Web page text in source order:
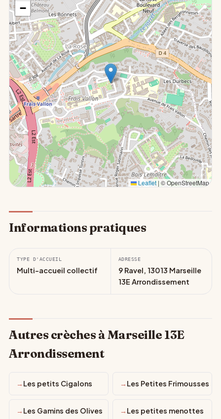
−
Leaflet |© OpenStreetMap
Informations pratiques
TYPE D'ACCUEIL
Multi-accueil collectif
ADRESSE
9 Ravel, 13013 Marseille
13E Arrondissement
Autres crèches à Marseille 13E
Arrondissement
Les petits Cigalons Les Petites Frimousses
Les Gamins des Olives Les petites menottes